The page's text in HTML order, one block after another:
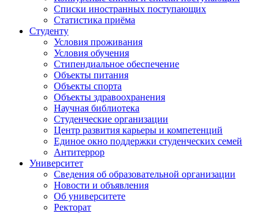
Списки иностранных поступающих
Статистика приёма
Студенту
Условия проживания
Условия обучения
Стипендиальное обеспечение
Объекты питания
Объекты спорта
Объекты здравоохранения
Научная библиотека
Студенческие организации
Центр развития карьеры и компетенций
Единое окно поддержки студенческих семей
Антитеррор
Университет
Сведения об образовательной организации
Новости и объявления
Об университете
Ректорат